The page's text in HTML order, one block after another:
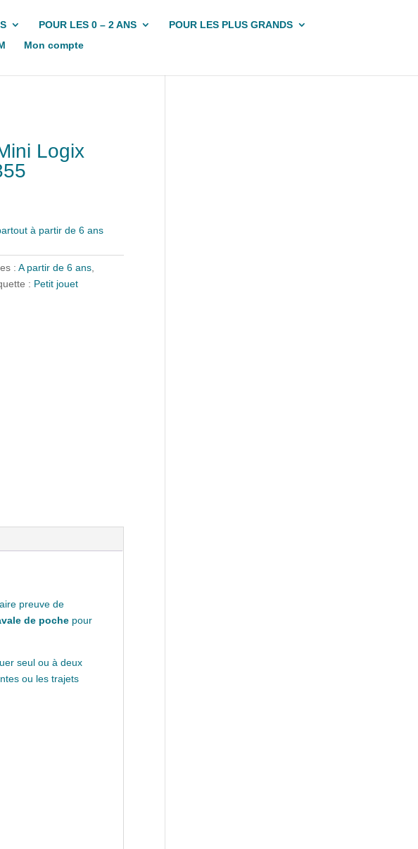
POUR LES 0 – 2 ANS
POUR LES PLUS GRANDS
Mon compte
Logix
à partir de 6 ans
:A partir de 6 ans,
: Petit jouet
preuve de
de poche pour
seul ou à deux
ou les trajets